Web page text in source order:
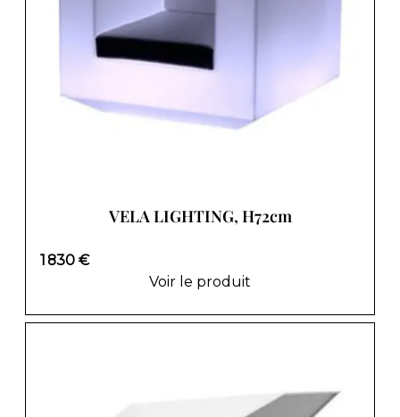
VELA LIGHTING, H72cm
1 830 €
Voir le produit